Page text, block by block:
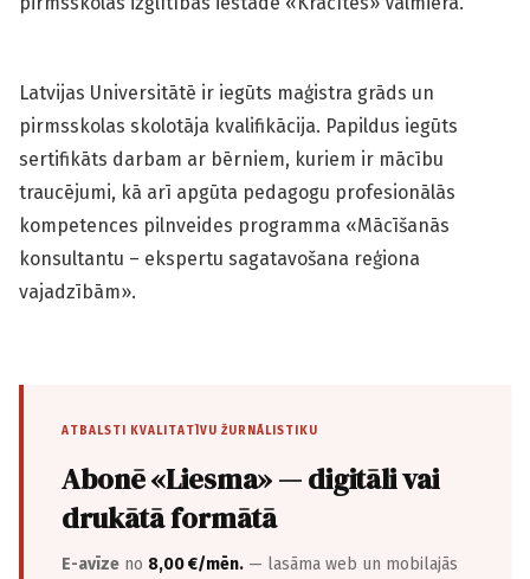
Latvijas Universitātē ir iegūts maģistra grāds un
pirmsskolas skolotāja kvalifikācija. Papildus iegūts
sertifikāts darbam ar bērniem, kuriem ir mācību
traucējumi, kā arī apgūta pedagogu profesionālās
kompetences pilnveides programma «Mācīšanās
konsultantu – ekspertu sagatavošana reģiona
vajadzībām».
ATBALSTI KVALITATĪVU ŽURNĀLISTIKU
Abonē «Liesma» — digitāli vai
drukātā formātā
E-avīze no 8,00 €/mēn. — lasāma web un mobilajās